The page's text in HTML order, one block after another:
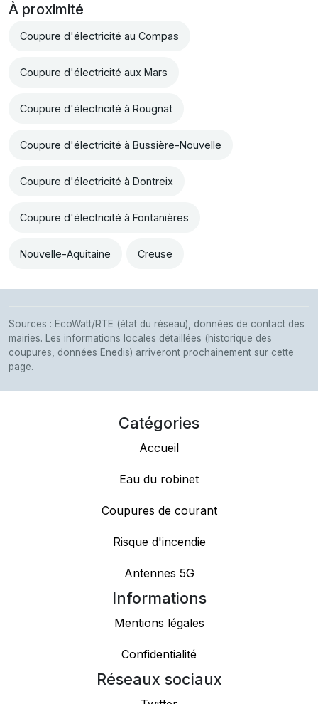
À proximité
Coupure d'électricité au Compas
Coupure d'électricité aux Mars
Coupure d'électricité à Rougnat
Coupure d'électricité à Bussière-Nouvelle
Coupure d'électricité à Dontreix
Coupure d'électricité à Fontanières
Nouvelle-Aquitaine Creuse
Sources : EcoWatt/RTE (état du réseau), données de contact des
mairies. Les informations locales détaillées (historique des
coupures, données Enedis) arriveront prochainement sur cette
page.
Catégories
Accueil
Eau du robinet
Coupures de courant
Risque d'incendie
Antennes 5G
Informations
Mentions légales
Confidentialité
Réseaux sociaux